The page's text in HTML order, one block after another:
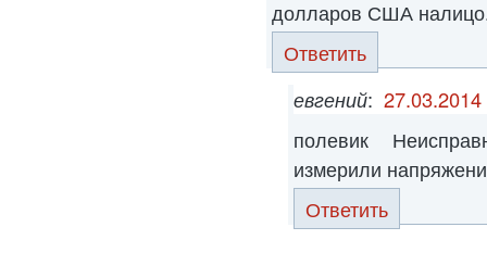
долларов США
Ответить
евгений:
полевик
измерили
Ответить